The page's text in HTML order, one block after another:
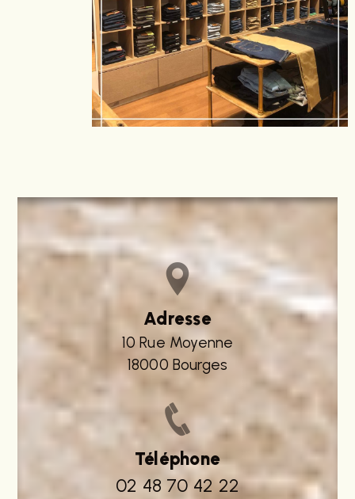
Adresse
10 Rue Moyenne
18000 Bourges
Téléphone
02 48 70 42 22